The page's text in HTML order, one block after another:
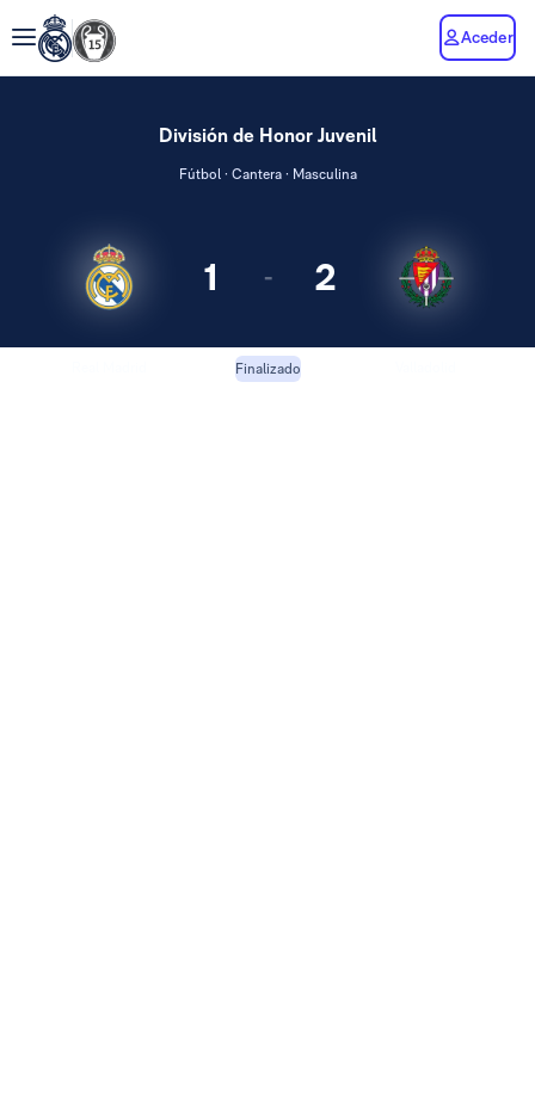
Aceder
División de Honor Juvenil
Fútbol · Cantera · Masculina
1 - 2
Finalizado